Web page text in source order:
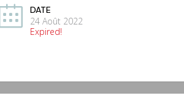
DATE
24 Août 2022
Expired!